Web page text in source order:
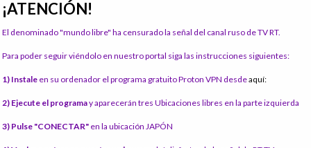
¡ATENCIÓN!
El denominado "mundo libre" ha censurado la señal del canal ruso de TV RT.
Para poder seguir viéndolo en nuestro portal siga las instrucciones siguientes:
1) Instale en su ordenador el programa gratuito Proton VPN desdeaquí:
2) Ejecute el programay aparecerán tres Ubicaciones libres en la parte izquierda
3) Pulse "CONECTAR" en la ubicación JAPÓN